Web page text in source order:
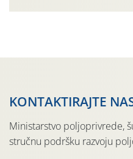
KONTAKTIRAJTE
Ministarstvo poljoprivrede,
stručnu podršku razvoju